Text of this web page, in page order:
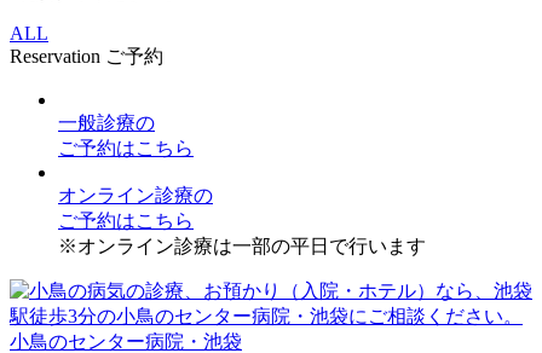
ALL
Reservation ご予約
一般診療の
ご予約はこちら
オンライン診療の
ご予約はこちら
※オンライン診療は一部の平日で行います
小鳥のセンター病院・池袋